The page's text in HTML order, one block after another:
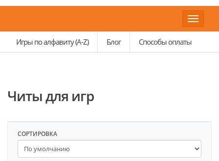
Toggle
Игры по алфавиту (A-Z)
Блог Способы оплаты
Читы для игр
СОРТИРОВКА